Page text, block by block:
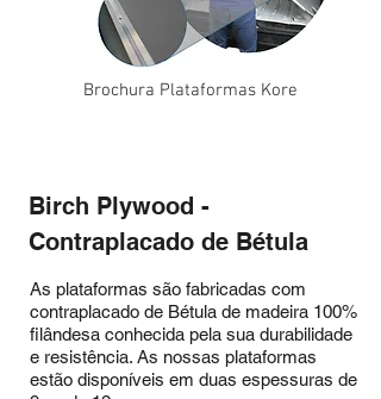
Brochura Plataformas Kore
Birch Plywood -
Contraplacado de Bétula
As plataformas são fabricadas com
contraplacado de Bétula de madeira 100%
filândesa conhecida pela sua durabilidade
e resistência. As nossas plataformas
estão disponíveis em duas espessuras de